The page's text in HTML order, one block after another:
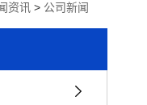
资讯 > 公司新闻